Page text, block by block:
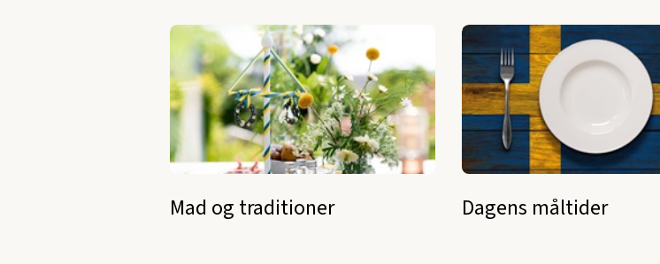
Mad og traditioner Dagens måltider